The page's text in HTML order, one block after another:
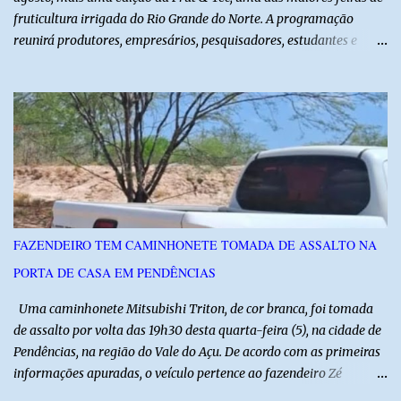
fruticultura irrigada do Rio Grande do Norte. A programação
reunirá produtores, empresários, pesquisadores, estudantes e
instituições e tecnologias voltadas ao setor. Além das atividades
técnicas, a feira contará com programação cultural. No dia 20 de
agosto, o público poderá prestigiar o show de humor com Mução,
seguido de apresentação musical de Vê Barreto. A Frut & Tec
reforça a importância do Distrito de Irrigação do Baixo Açu como
referência na fruticultura irrigada, promovendo conhecimento,
inovação e oportunidades para o desenvolvimento do agronegócio
potiguar. @associacaodiba
FAZENDEIRO TEM CAMINHONETE TOMADA DE ASSALTO NA
PORTA DE CASA EM PENDÊNCIAS
Uma caminhonete Mitsubishi Triton, de cor branca, foi tomada
de assalto por volta das 19h30 desta quarta-feira (5), na cidade de
Pendências, na região do Vale do Açu. De acordo com as primeiras
informações apuradas, o veículo pertence ao fazendeiro Zé